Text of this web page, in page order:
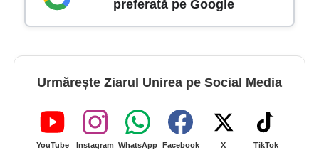
preferată pe Google
Urmărește Ziarul Unirea pe Social Media
YouTube Instagram WhatsApp Facebook X TikTok